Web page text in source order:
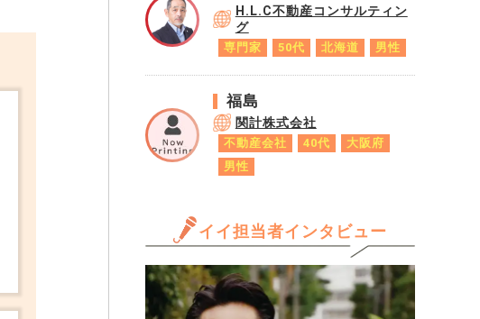
H.L.C不動産コンサルティン
グ
専門家 50代 北海道 男性
福島
関計株式会社
不動産会社 40代
大阪府
男性
イイ担当者インタビュー